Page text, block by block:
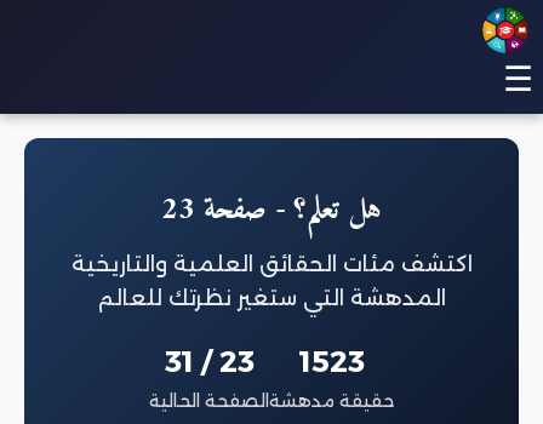
☰
هل تعلم؟ - صفحة 23
اكتشف مئات الحقائق العلمية والتاريخية
المدهشة التي ستغير نظرتك للعالم
1523
حقيقة مدهشة
23 / 31
الصفحة الحالية